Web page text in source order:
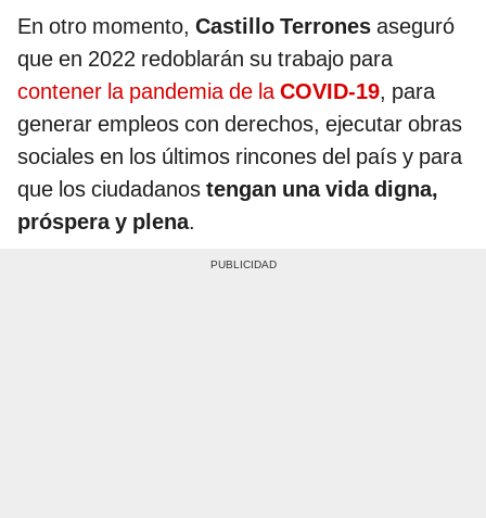
En otro momento, Castillo Terrones aseguró
que en 2022 redoblarán su trabajo para
contener la pandemia de laCOVID-19, para
generar empleos con derechos, ejecutar obras
sociales en los últimos rincones del país y para
que los ciudadanos tengan una vida digna,
próspera y plena.